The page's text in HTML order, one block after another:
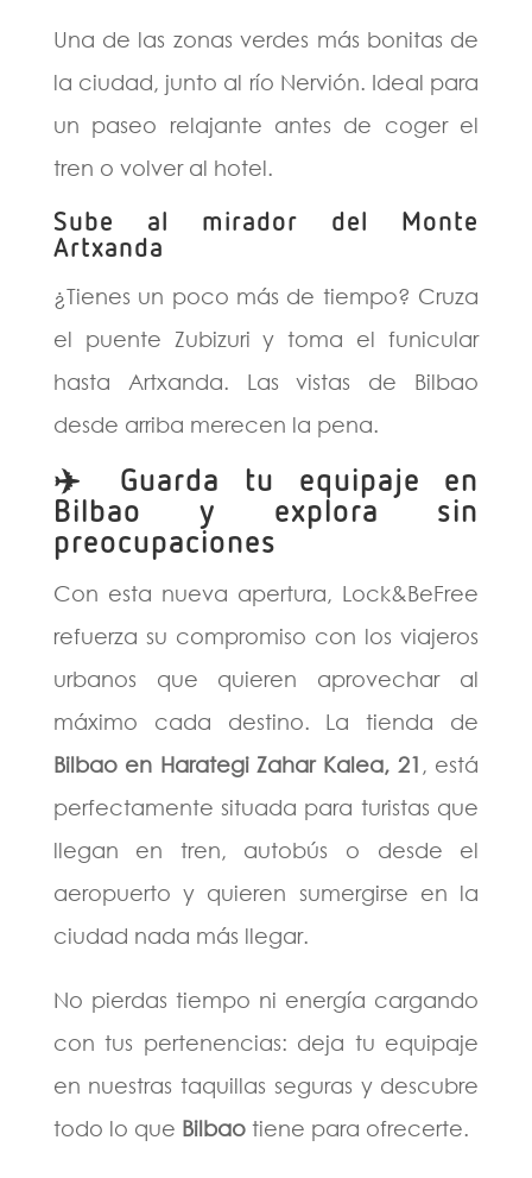
Una de las zonas verdes más bonitas de
la ciudad, junto al río Nervión. Ideal para
un paseo relajante antes de coger el
tren o volver al hotel.
Sube al mirador del Monte
Artxanda
¿Tienes un poco más de tiempo? Cruza
el puente Zubizuri y toma el funicular
hasta Artxanda. Las vistas de Bilbao
desde arriba merecen la pena.
✈️ Guarda tu equipaje en
Bilbao y explora sin
preocupaciones
Con esta nueva apertura, Lock&BeFree
refuerza su compromiso con los viajeros
urbanos que quieren aprovechar al
máximo cada destino. La tienda de
Bilbao en Harategi Zahar Kalea, 21 , está
perfectamente situada para turistas que
llegan en tren, autobús o desde el
aeropuerto y quieren sumergirse en la
ciudad nada más llegar.
No pierdas tiempo ni energía cargando
con tus pertenencias: deja tu equipaje
en nuestras taquillas seguras y descubre
todo lo que Bilbaotiene para ofrecerte.